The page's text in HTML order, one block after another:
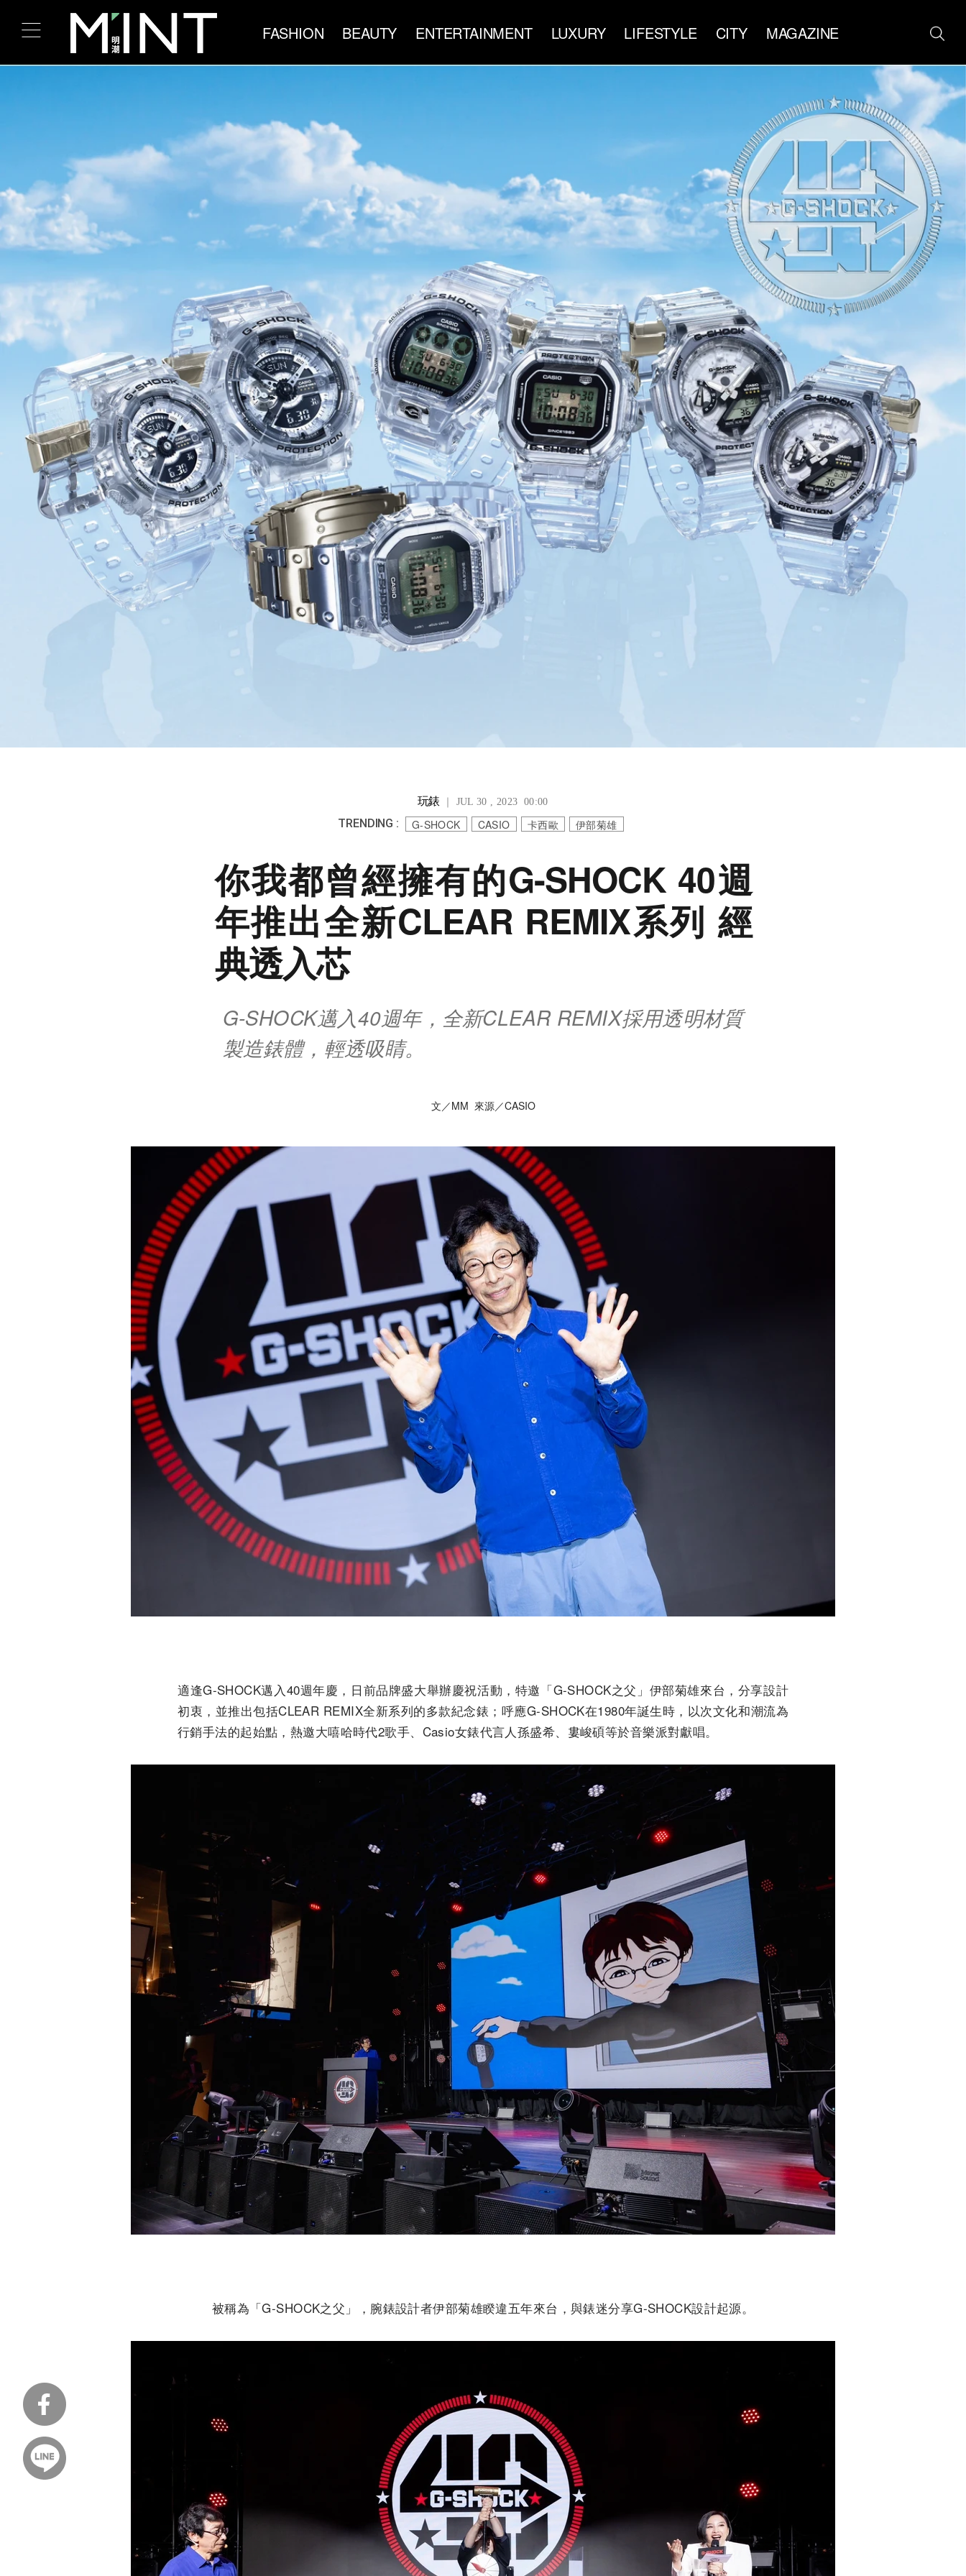
FASHION BEAUTY ENTERTAINMENT LUXURY LIFESTYLE CITY MAGAZINE
玩錶 ｜ JUL 30 , 2023 00:00
TRENDING : G-SHOCK CASIO 卡西歐 伊部菊雄
你我都曾經擁有的G-SHOCK 40週
年推出全新CLEAR REMIX系列 經
典透入芯
G-SHOCK邁入40週年，全新CLEAR REMIX採用透明材質
製造錶體，輕透吸睛。
文／MM 來源／CASIO
適逢G-SHOCK邁入40週年慶，日前品牌盛大舉辦慶祝活動，特邀「G-SHOCK之父」伊部菊雄來台，分享設計
初衷，並推出包括CLEAR REMIX全新系列的多款紀念錶；呼應G-SHOCK在1980年誕生時，以次文化和潮流為
行銷手法的起始點，熱邀大嘻哈時代2歌手、Casio女錶代言人孫盛希、婁峻碩等於音樂派對獻唱。
被稱為「G-SHOCK之父」，腕錶設計者伊部菊雄睽違五年來台，與錶迷分享G-SHOCK設計起源。